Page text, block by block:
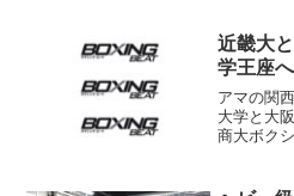
近畿大
学王座
アマの関
大学と大
商大ボク